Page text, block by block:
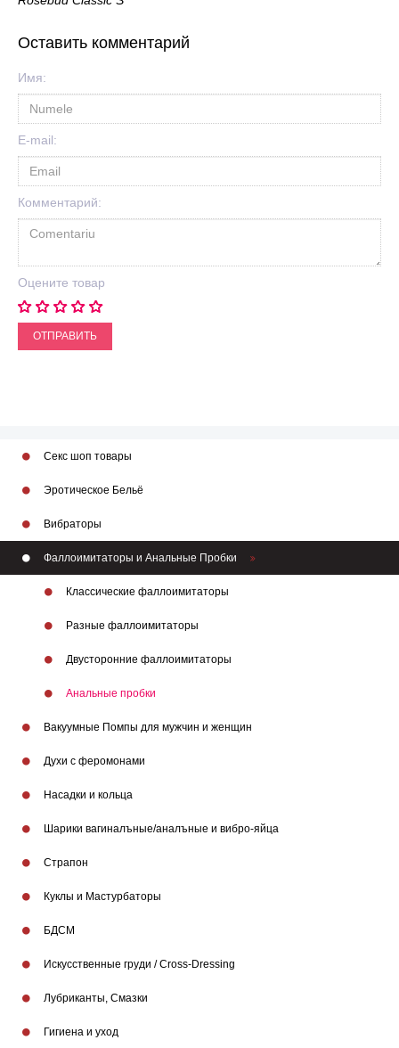
Оставить комментарий
Имя:
E-mail:
Комментарий:
Оцените товар
ОТПРАВИТЬ
Секс шоп товары
Эротическое Бельё
Вибраторы
Фаллоимитаторы и Анальные Пробки
Классические фаллоимитаторы
Разные фаллоимитаторы
Двусторонние фаллоимитаторы
Анальные пробки
Вакуумные Помпы для мужчин и женщин
Духи с феромонами
Насадки и кольца
Шарики вагиналъные/аналъные и вибро-яйца
Страпон
Куклы и Мастурбаторы
БДСМ
Искусственные груди / Cross-Dressing
Лубриканты, Смазки
Гигиена и уход